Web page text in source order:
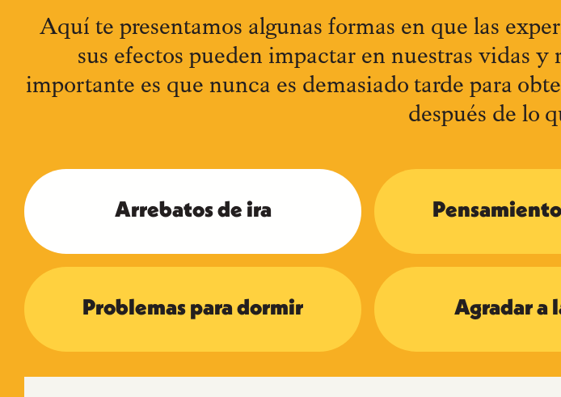
Aquí te presentamos algunas formas en que las
sus efectos pueden impactar en nuestras vidas
importante es que nunca es demasiado tarde para
después de lo
Arrebatos de ira
Problemas para dormir Agradar a